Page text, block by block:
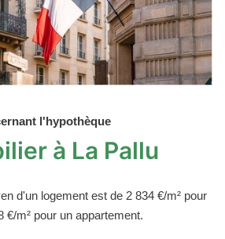
l'hypothèque
à La Pallu
d'un logement est de 2 834 €/m² pour
€/m² pour un appartement.